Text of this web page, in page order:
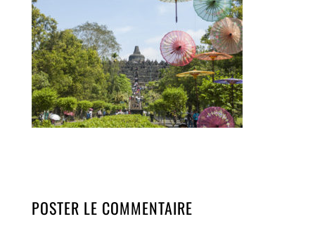
POSTER LE COMMENTAIRE